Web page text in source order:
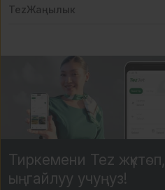
TezЖаңылык
Тиркемени Tez жүктөп,
ыңгайлуу учуңуз!